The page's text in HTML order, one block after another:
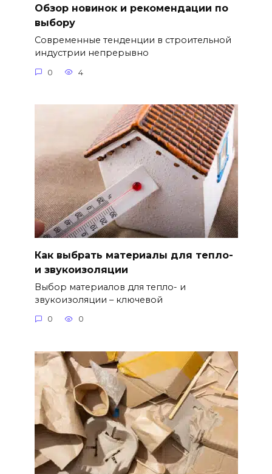
Обзор новинок и рекомендации по
выбору
Современные тенденции в строительной
индустрии непрерывно
0 4
Как выбрать материалы для тепло-
и звукоизоляции
Выбор материалов для тепло- и
звукоизоляции – ключевой
0 0